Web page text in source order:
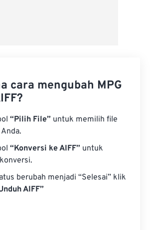
cara mengubah MPG
“Pilih File” untuk memilih file
“Konversi ke AIFF” untuk
berubah menjadi “Selesai” klik
AIFF”